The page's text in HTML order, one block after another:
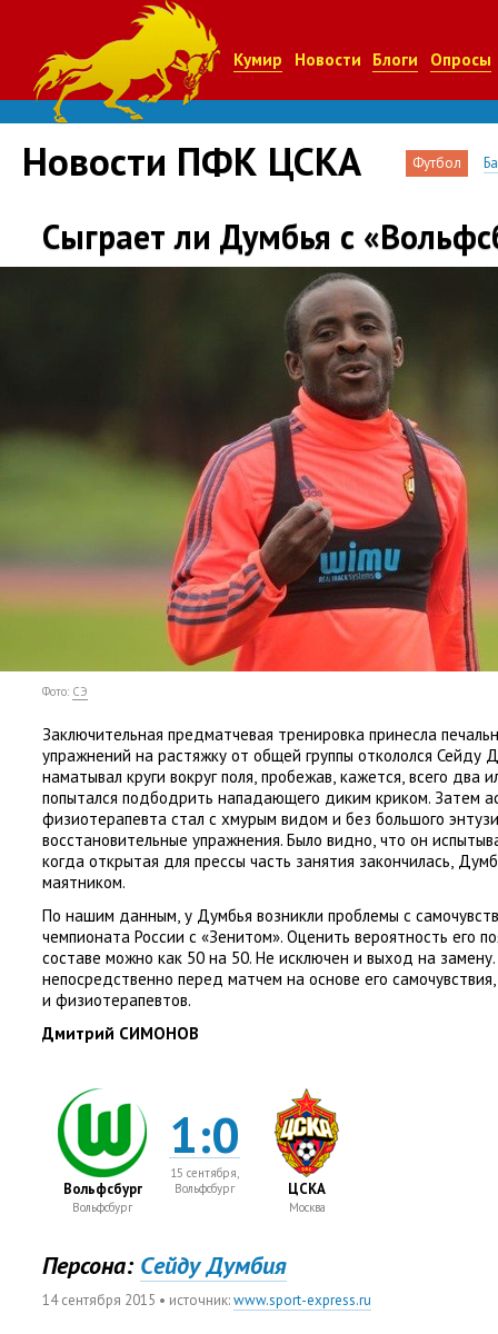
Кумир Новости Блоги Опросы
Новости ПФК ЦСКА Футбол
Сыграет ли Думбья с
Фото: СЭ
Заключительная предматчевая тренировка принесла
упражнений на растяжку от общей группы откололся Сейду
наматывал круги вокруг поля, пробежав, кажется, всего два
попытался подбодрить нападающего диким криком. Затем
физиотерапевта стал с хмурым видом и без большого
восстановительные упражнения. Было видно, что он
когда открытая для прессы часть занятия закончилась,
маятником.
По нашим данным, у Думбья возникли проблемы с
чемпионата России с «Зенитом». Оценить вероятность его
составе можно как 50 на 50. Не исключен и выход на
непосредственно перед матчем на основе его самочувствия,
и физиотерапевтов.
Дмитрий СИМОНОВ
Вольфсбург
Вольфсбург
1:0
15 сентября,
Вольфсбург
ЦСКА
Москва
Персона: Cейду Думбия
14 сентября 2015 • источник:www.sport-express.ru